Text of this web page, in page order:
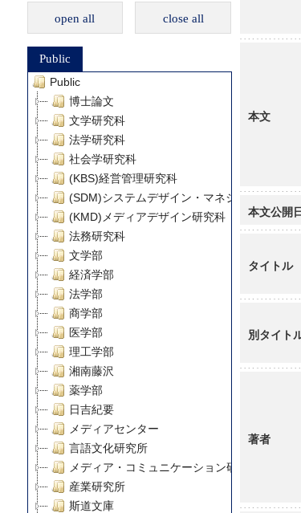
open all close all
Public
Public
博士論文
文学研究科
法学研究科
社会学研究科
(KBS)経営管理研究科
(SDM)システムデザイン・マネジメント研究科
(KMD)メディアデザイン研究科
法務研究科
文学部
経済学部
法学部
商学部
医学部
理工学部
湘南藤沢
薬学部
日吉紀要
メディアセンター
言語文化研究所
メディア・コミュニケーション研究所
産業研究所
斯道文庫
本文
本文公開
タイトル
別タイト
著者